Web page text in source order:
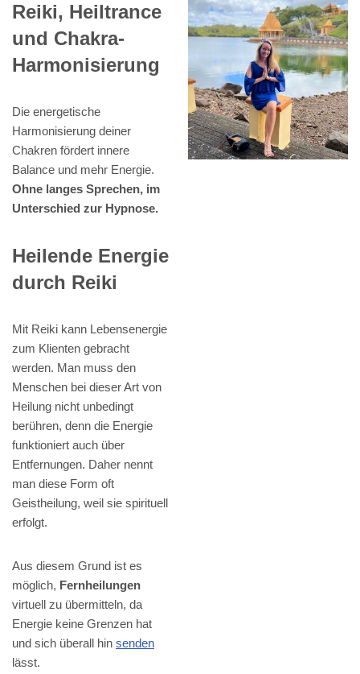
Reiki, Heiltrance
und Chakra-
Harmonisierung
Die energetische
Harmonisierung deiner
Chakren fördert innere
Balance und mehr Energie.
Ohne langes Sprechen, im
Unterschied zur Hypnose.
Heilende Energie
durch Reiki
Mit Reiki kann Lebensenergie
zum Klienten gebracht
werden. Man muss den
Menschen bei dieser Art von
Heilung nicht unbedingt
berühren, denn die Energie
funktioniert auch über
Entfernungen. Daher nennt
man diese Form oft
Geistheilung, weil sie spirituell
erfolgt.
Aus diesem Grund ist es
möglich, Fernheilungen
virtuell zu übermitteln, da
Energie keine Grenzen hat
und sich überall hin senden
lässt.